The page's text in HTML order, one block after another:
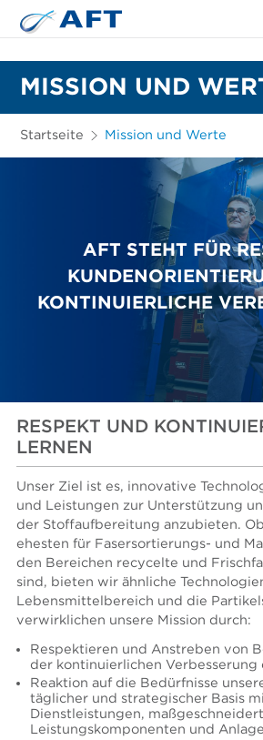
MISSION UND
Startseite Mission und Werte
AFT STEHT FÜR
KONTINUIERLICHE
RESPEKT UND
LERNEN
Unser Ziel ist es, innovative
und Leistungen zur Unterstützung
der Stoffaufbereitung anzubieten.
ehesten für Fasersortierungs- und
den Bereichen recycelte und
sind, bieten wir ähnliche
Lebensmittelbereich und die
verwirklichen unsere Mission durch:
Respektieren und Anstreben von
der kontinuierlichen Verbesserung
Reaktion auf die Bedürfnisse
täglicher und strategischer Basis
Dienstleistungen,
Leistungskomponenten und